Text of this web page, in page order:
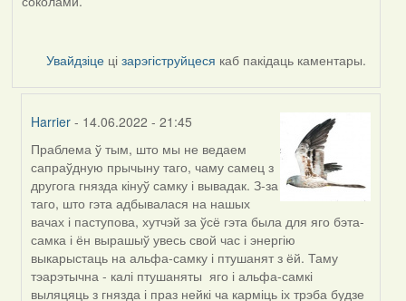
Увайдзіце цізарэгіструйцеся каб пакідаць каментары.
Harrier - 14.06.2022 - 21:45
In
reply
to
by
09Алена
Праблема ў тым, што мы не ведаем
сапраўдную прычыну таго, чаму самец з
другога гнязда кінуў самку і вывадак. З-за
таго, што гэта адбывалася на нашых
вачах і паступова, хутчэй за ўсё гэта была для яго бэта-
самка і ён вырашыў увесь свой час і энергію
выкарыстаць на альфа-самку і птушанят з ёй. Таму
тэарэтычна - калі птушаняты яго і альфа-самкі
выляцяць з гнязда і праз нейкі ча карміць іх трэба будзе